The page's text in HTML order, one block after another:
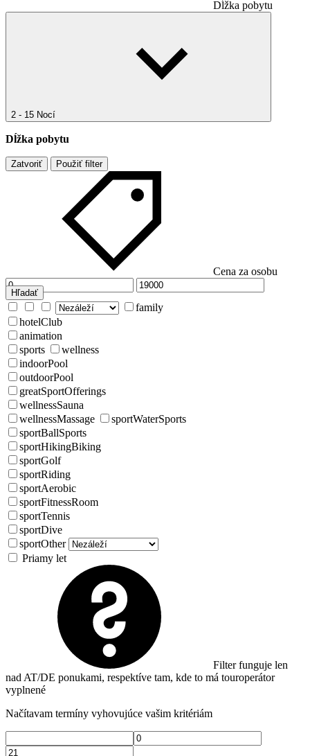
Dĺžka pobytu
2 - 15 Nocí
Dĺžka pobytu
Zatvoriť Použiť filter
Cena za osobu
Hľadať
family
hotelClub
animation
sports
wellness
indoorPool
outdoorPool
greatSportOfferings
wellnessSauna
wellnessMassage
sportWaterSports
sportBallSports
sportHikingBiking
sportGolf
sportRiding
sportAerobic
sportFitnessRoom
sportTennis
sportDive
sportOther
Priamy let
Filter funguje len
nad AT/DE ponukami, respektíve tam, kde to má touroperátor
vyplnené
Načítavam termíny vyhovujúce vašim kritériám